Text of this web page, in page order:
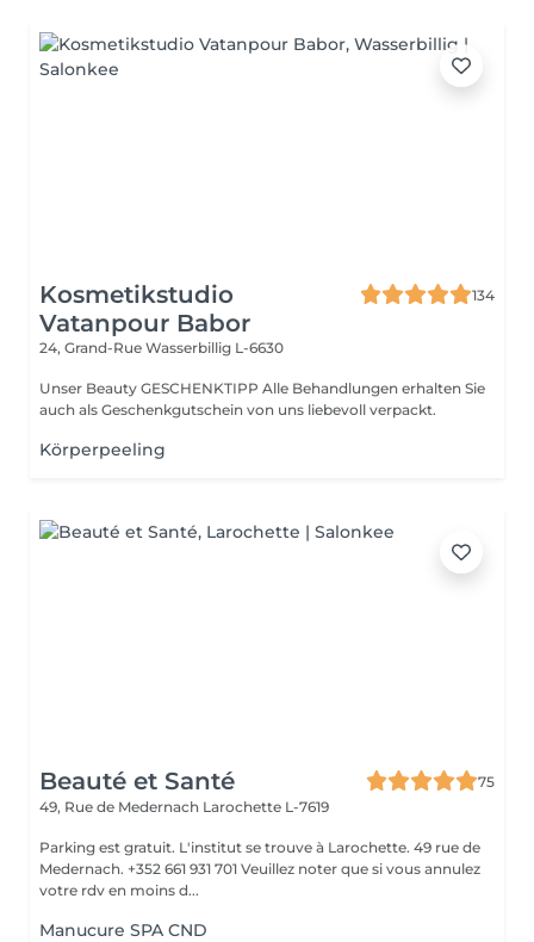
Kosmetikstudio
Vatanpour Babor
134
24, Grand-Rue Wasserbillig L-6630
Unser Beauty GESCHENKTIPP Alle Behandlungen erhalten Sie
auch als Geschenkgutschein von uns liebevoll verpackt.
Körperpeeling
Beauté et Santé
75
49, Rue de Medernach Larochette L-7619
Parking est gratuit. L'institut se trouve à Larochette. 49 rue de
Medernach. +352 661 931 701 Veuillez noter que si vous annulez
votre rdv en moins d...
Manucure SPA CND